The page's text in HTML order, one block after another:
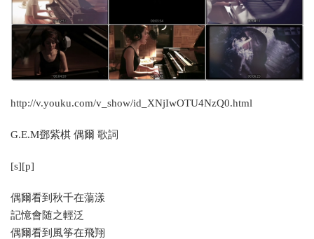
http://v.youku.com/v_show/id_XNjIwOTU4NzQ0.html
G.E.M鄧紫棋 偶爾 歌詞
[s][p]
偶爾看到秋千在蕩漾
記憶會随之輕泛
偶爾看到風筝在飛翔